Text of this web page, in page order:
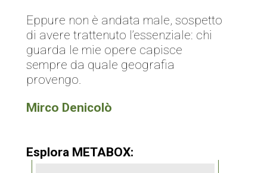
Eppure non è andata male, sospetto
di avere trattenuto l’essenziale: chi
guarda le mie opere capisce
sempre da quale geografia
provengo.
Mirco Denicolò
Esplora METABOX: